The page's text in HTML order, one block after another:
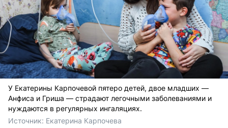
У Екатерины Карпочевой пятеро детей, двое младших —
Анфиса и Гриша — страдают легочными заболеваниями и
нуждаются в регулярных ингаляциях.
Источник: Екатерина Карпочева